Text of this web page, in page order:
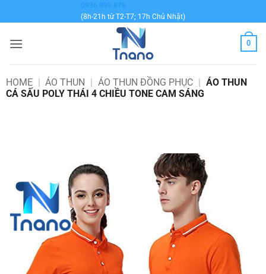
qua
dung
0936 999 878
(8h-21h từ T2-T7; 17h Chủ Nhật)
0
HOME | ÁO THUN | ÁO THUN ĐỒNG PHỤC | ÁO THUN
CÁ SẤU POLY THÁI 4 CHIỀU TONE CAM SÁNG